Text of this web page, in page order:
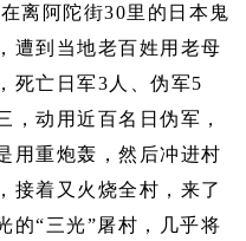
离阿陀街30里的日本鬼
遭到当地老百姓用老母
死亡日军3人、伪军5
，动用近百名日伪军，
用重炮轰，然后冲进村
接着又火烧全村，来了
的“三光”屠村，几乎将